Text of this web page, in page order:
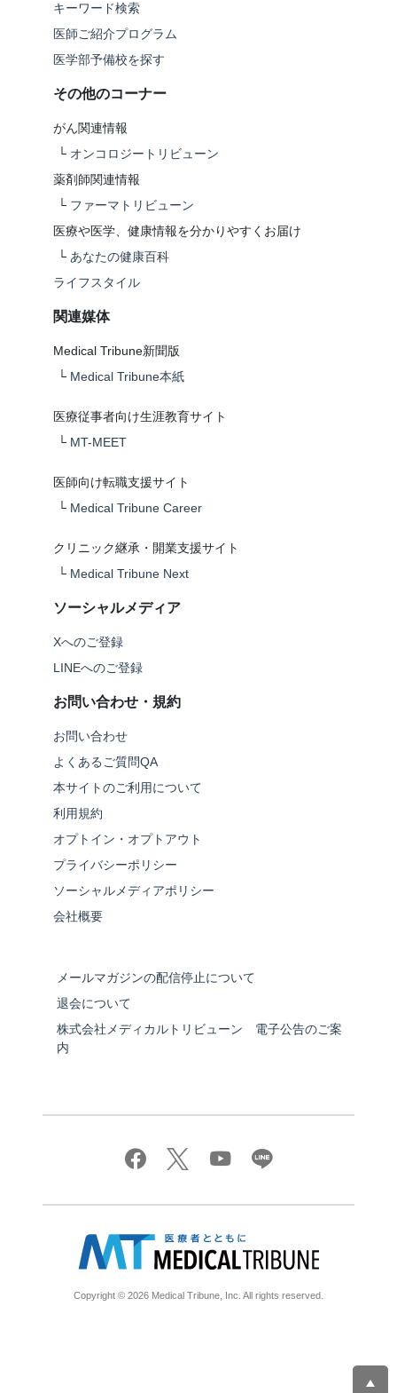
キーワード検索
医師ご紹介プログラム
医学部予備校を探す
その他のコーナー
がん関連情報
└ オンコロジートリビューン
薬剤師関連情報
└ ファーマトリビューン
医療や医学、健康情報を分かりやすくお届け
└ あなたの健康百科
ライフスタイル
関連媒体
Medical Tribune新聞版
└ Medical Tribune本紙
医療従事者向け生涯教育サイト
└ MT-MEET
医師向け転職支援サイト
└ Medical Tribune Career
クリニック継承・開業支援サイト
└ Medical Tribune Next
ソーシャルメディア
Xへのご登録
LINEへのご登録
お問い合わせ・規約
お問い合わせ
よくあるご質問QA
本サイトのご利用について
利用規約
オプトイン・オプトアウト
プライバシーポリシー
ソーシャルメディアポリシー
会社概要
メールマガジンの配信停止について
退会について
株式会社メディカルトリビューン 電子公告のご案
内
Copyright © 2026 Medical Tribune, Inc. All rights reserved.